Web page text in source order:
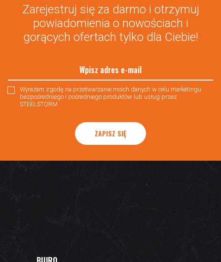
Zarejestruj się za darmo i otrzymuj
powiadomienia o nowościach i
gorących ofertach tylko dla Ciebie!
Wyrażam zgodę na przetwarzanie moich danych w celu marketingu
bezpośredniego i pośredniego produktów lub usług przez
STEELSTORM
ZAPISZ SIĘ